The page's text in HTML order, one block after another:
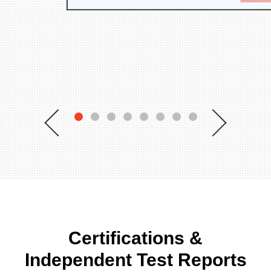
Précédente Suivant
Certifications &
Independent Test Reports